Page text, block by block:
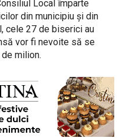
Local împarte
din municipiu și din
cele 27 de biserici au
vor fi nevoite să se
milion.